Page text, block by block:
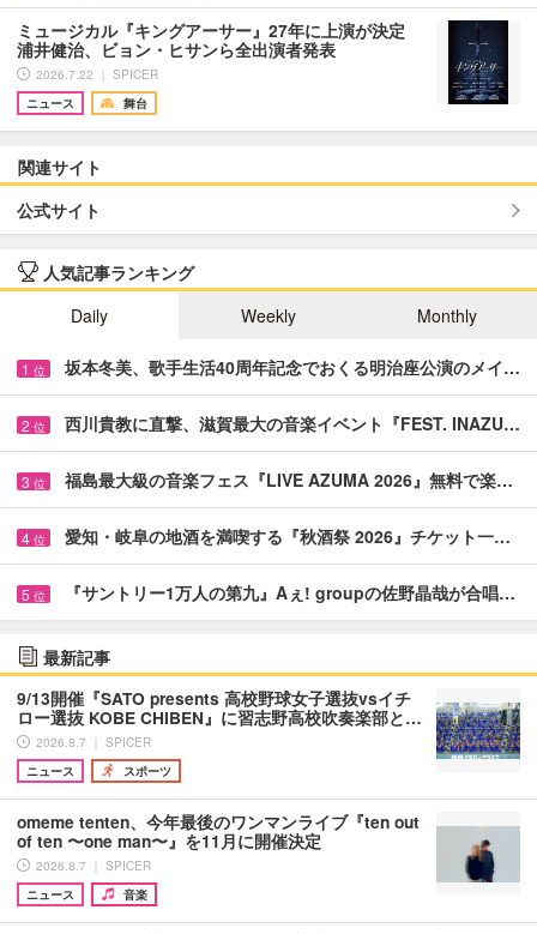
ミュージカル『キングアーサー』27年に上演が決定
浦井健治、ビョン・ヒサンら全出演者発表
2026.7.22 ｜ SPICER
ニュース
舞台
関連サイト
公式サイト
人気記事ランキング
Daily
Weekly Monthly
1 位 坂本冬美、歌手生活40周年記念でおくる明治座公演のメイ…
2 位 西川貴教に直撃、滋賀最大の音楽イベント『FEST. INAZU…
3 位 福島最大級の音楽フェス『LIVE AZUMA 2026』無料で楽…
4 位 愛知・岐阜の地酒を満喫する『秋酒祭 2026』チケット一…
5 位 『サントリー1万人の第九』Aぇ! groupの佐野晶哉が合唱…
最新記事
9/13開催『SATO presents 高校野球女子選抜vsイチ
ロー選抜 KOBE CHIBEN』に習志野高校吹奏楽部と…
2026.8.7 ｜ SPICER
ニュース
スポーツ
omeme tenten、今年最後のワンマンライブ『ten out
of ten 〜one man〜』を11月に開催決定
2026.8.7 ｜ SPICER
ニュース
音楽